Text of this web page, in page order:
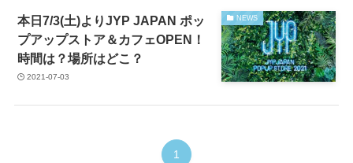
NEWS
本日7/3(土)よりJYP JAPAN ポッ
プアップストア＆カフェOPEN！
時間は？場所はどこ？
2021-07-03
1